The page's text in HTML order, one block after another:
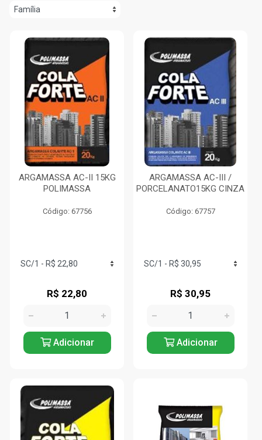
ARGAMASSA AC-II 15KG
POLIMASSA
Código: 67756
R$ 22,80
Adicionar
ARGAMASSA AC-III /
PORCELANATO15KG CINZA
Código: 67757
R$ 30,95
Adicionar